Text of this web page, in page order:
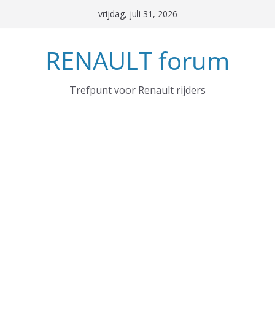
vrijdag, juli 31, 2026
RENAULT forum
Trefpunt voor Renault rijders